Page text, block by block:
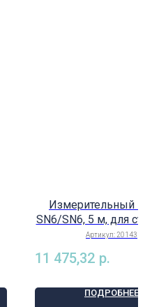
Измерительный
SN6/SN6, 5 м, для
разъемов
20143
Артикул: 20143
11 475,32 р.
ПОДРОБНЕЕ